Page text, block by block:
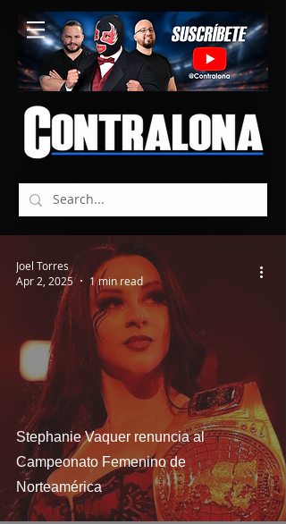
Stephanie Vaquer renuncia al
Campeonato Femenino de
Norteamérica
Joel Torres
Apr 2, 2025
1 min read